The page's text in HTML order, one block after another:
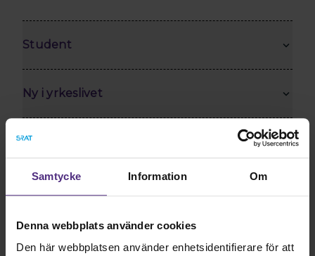
Samtycke Information Om
Denna webbplats använder cookies
Den här webbplatsen använder enhetsidentifierare för att
Student
Ny i yrkeslivet
Anställd